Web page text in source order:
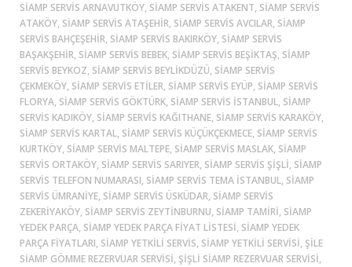
SIAMP SERVIS ARNAVUTKÖY, SIAMP SERVIS ATAKENT, SIAMP SERVIS
ATAKÖY, SIAMP SERVIS ATAŞEHIR, SIAMP SERVIS AVCILAR, SIAMP
SERVIS BAHÇEŞEHIR, SIAMP SERVIS BAKIRKÖY, SIAMP SERVIS
BAŞAKŞEHIR, SIAMP SERVIS BEBEK, SIAMP SERVIS BEŞIKTAŞ, SIAMP
SERVIS BEYKOZ, SIAMP SERVIS BEYLIKDÜZÜ, SIAMP SERVIS
ÇEKMEKÖY, SIAMP SERVIS ETILER, SIAMP SERVIS EYÜP, SIAMP SERVIS
FLORYA, SIAMP SERVIS GÖKTÜRK, SIAMP SERVIS ISTANBUL, SIAMP
SERVIS KADIKÖY, SIAMP SERVIS KAĞITHANE, SIAMP SERVIS KARAKÖY,
SIAMP SERVIS KARTAL, SIAMP SERVIS KÜÇÜKÇEKMECE, SIAMP SERVIS
KURTKÖY, SIAMP SERVIS MALTEPE, SIAMP SERVIS MASLAK, SIAMP
SERVIS ORTAKÖY, SIAMP SERVIS SARIYER, SIAMP SERVIS ŞIŞLI, SIAMP
SERVIS TELEFON NUMARASI, SIAMP SERVIS TEMA ISTANBUL, SIAMP
SERVIS ÜMRANIYE, SIAMP SERVIS ÜSKÜDAR, SIAMP SERVIS
ZEKERIYAKÖY, SIAMP SERVIS ZEYTINBURNU, SIAMP TAMIRI, SIAMP
YEDEK PARÇA, SIAMP YEDEK PARÇA FIYAT LISTESI, SIAMP YEDEK
PARÇA FIYATLARI, SIAMP YETKILI SERVIS, SIAMP YETKILI SERVISI, ŞİLE
SIAMP GÖMME REZERVUAR SERVISI, ŞIŞLI SIAMP REZERVUAR SERVISI,